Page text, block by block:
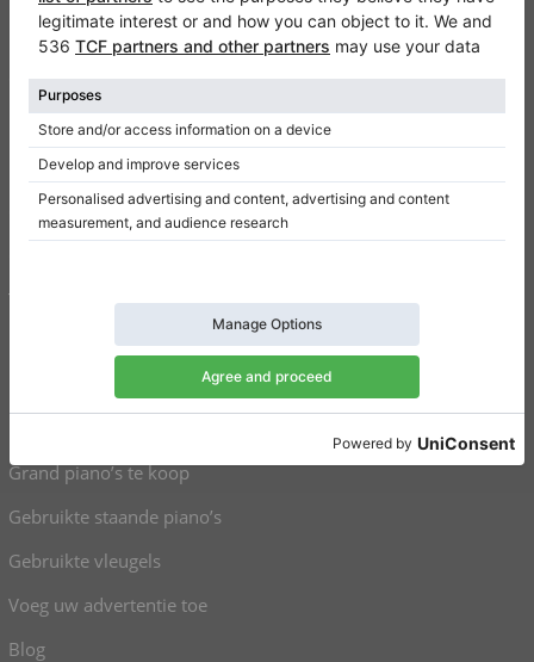
FAQ
Contact
Informatie
Een review schrijven
Gebruiksvoorwaarden
Toestemmingsinstellingen
Grand piano’s te koop
Gebruikte staande piano’s
Gebruikte vleugels
Voeg uw advertentie toe
Blog